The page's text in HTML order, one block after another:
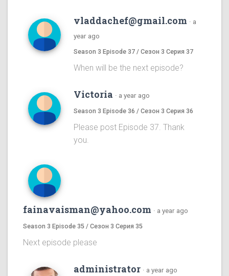
vladdachef@gmail.com · a
year ago
Season 3 Episode 37 / Сезон 3 Серия 37
When will be the next episode?
Victoria · a year ago
Season 3 Episode 36 / Сезон 3 Серия 36
Please post Episode 37. Thank
you.
fainavaisman@yahoo.com · a year ago
Season 3 Episode 35 / Сезон 3 Серия 35
Next episode please
administrator · a year ago